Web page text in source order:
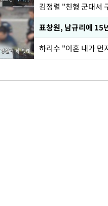
김정렬 "친형 군대서
하리수 "이혼 내가